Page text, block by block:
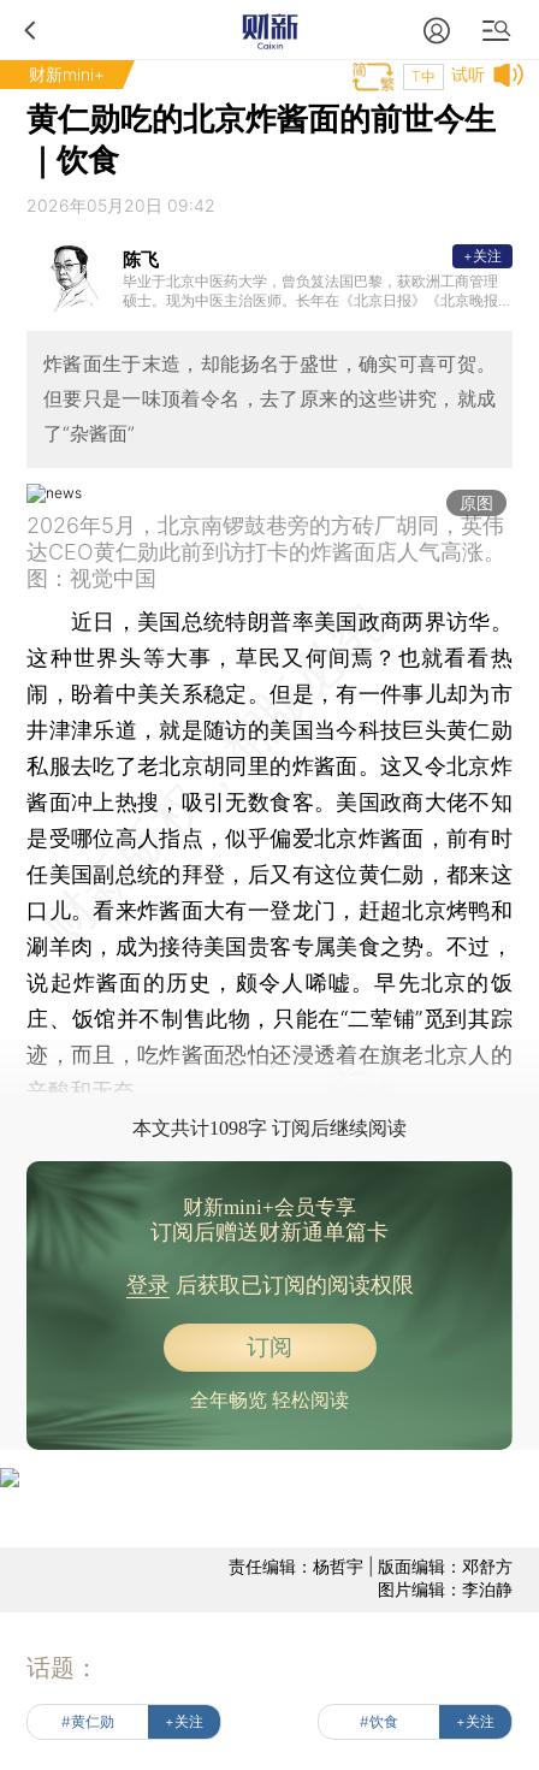
财新mini+ 试听
T中
黄仁勋吃的北京炸酱面的前世今生
｜饮食
2026年05月20日 09:42
陈飞
毕业于北京中医药大学，曾负笈法国巴黎，获欧洲工商管理
硕士。现为中医主治医师。长年在《北京日报》《北京晚报
+关注
炸酱面生于末造，却能扬名于盛世，确实可喜可贺。
但要只是一味顶着令名，去了原来的这些讲究，就成
了“杂酱面”
原图
2026年5月，北京南锣鼓巷旁的方砖厂胡同，英伟
达CEO黄仁勋此前到访打卡的炸酱面店人气高涨。
图：视觉中国
近日，美国总统特朗普率美国政商两界访华。
这种世界头等大事，草民又何间焉？也就看看热
闹，盼着中美关系稳定。但是，有一件事儿却为市
井津津乐道，就是随访的美国当今科技巨头黄仁勋
私服去吃了老北京胡同里的炸酱面。这又令北京炸
酱面冲上热搜，吸引无数食客。美国政商大佬不知
是受哪位高人指点，似乎偏爱北京炸酱面，前有时
任美国副总统的拜登，后又有这位黄仁勋，都来这
口儿。看来炸酱面大有一登龙门，赶超北京烤鸭和
涮羊肉，成为接待美国贵客专属美食之势。不过，
说起炸酱面的历史，颇令人唏嘘。早先北京的饭
庄、饭馆并不制售此物，只能在“二荤铺”觅到其踪
迹，而且，吃炸酱面恐怕还浸透着在旗老北京人的
辛酸和无奈。
本文共计1098字 订阅后继续阅读
财新mini+会员专享
订阅后赠送财新通单篇卡
登录后获取已订阅的阅读权限
订阅
全年畅览 轻松阅读
责任编辑：杨哲宇 | 版面编辑：邓舒方
图片编辑：李泊静
话题：
#黄仁勋 +关注 #饮食 +关注